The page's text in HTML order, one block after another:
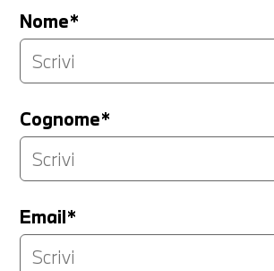
Nome*
Cognome*
Email*